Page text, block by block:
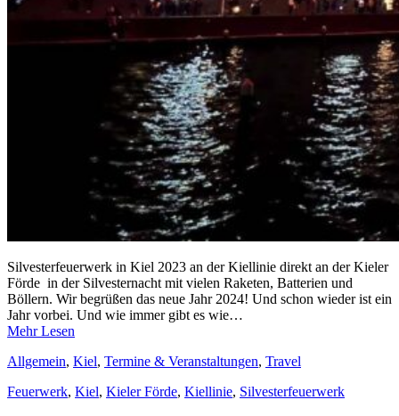
Silvesterfeuerwerk in Kiel 2023 an der Kiellinie direkt an der Kieler
Förde in der Silvesternacht mit vielen Raketen, Batterien und
Böllern. Wir begrüßen das neue Jahr 2024! Und schon wieder ist ein
Jahr vorbei. Und wie immer gibt es wie…
Mehr Lesen
Allgemein, Kiel, Termine & Veranstaltungen, Travel
Feuerwerk, Kiel, Kieler Förde, Kiellinie, Silvesterfeuerwerk